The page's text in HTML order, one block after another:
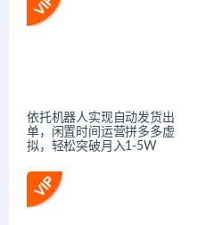
依托机器人实现自动发货出
单，闲置时间运营拼多多虚
拟，轻松突破月入1-5W